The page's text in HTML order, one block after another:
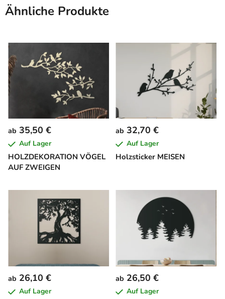
Ähnliche Produkte
HOLZDEKORATION VÖGEL
AUF ZWEIGEN
ab 35,50 €
Auf Lager
Holzsticker MEISEN
ab 32,70 €
Auf Lager
ab 26,10 €
Auf Lager
ab 26,50 €
Auf Lager